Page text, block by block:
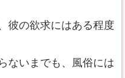
彼の欲求にはある程度
ないまでも、風俗には